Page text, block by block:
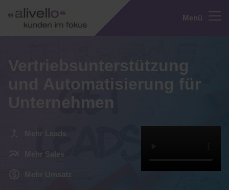
Menü
Vertriebsunterstützung
und Automatisierung für
Unternehmen
Mehr Leads
Mehr Sales
Mehr Umsatz